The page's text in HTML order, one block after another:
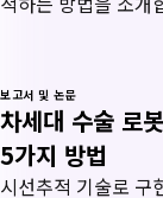
보고서 및 논문
차세대 수술 로
5가지 방법
시선추적 기술로 구